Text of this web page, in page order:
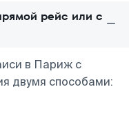
рейс или с
в Париж с
двумя способами: